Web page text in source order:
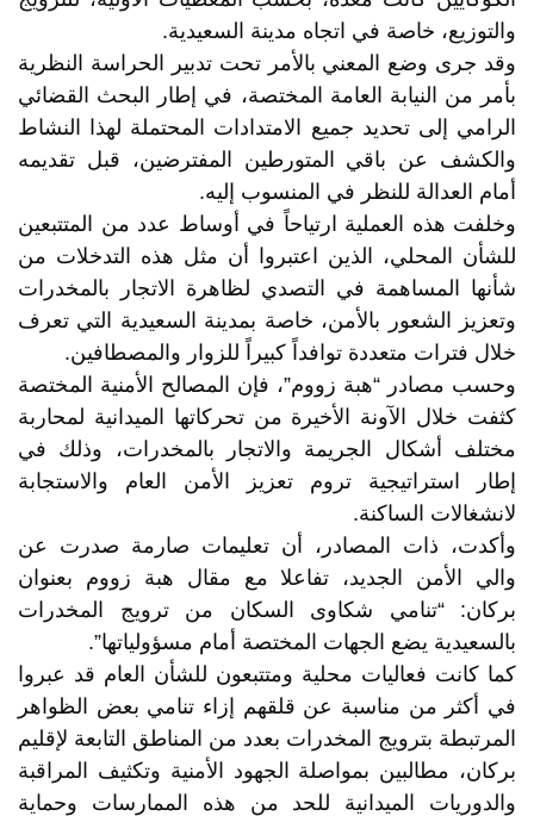
والتوزيع، خاصة في اتجاه مدينة السعيدية.
وقد جرى وضع المعني بالأمر تحت تدبير الحراسة النظرية
بأمر من النيابة العامة المختصة، في إطار البحث القضائي
الرامي إلى تحديد جميع الامتدادات المحتملة لهذا النشاط
والكشف عن باقي المتورطين المفترضين، قبل تقديمه
أمام العدالة للنظر في المنسوب إليه.
وخلفت هذه العملية ارتياحاً في أوساط عدد من المتتبعين
للشأن المحلي، الذين اعتبروا أن مثل هذه التدخلات من
شأنها المساهمة في التصدي لظاهرة الاتجار بالمخدرات
وتعزيز الشعور بالأمن، خاصة بمدينة السعيدية التي تعرف
خلال فترات متعددة توافداً كبيراً للزوار والمصطافين.
وحسب مصادر “هبة زووم”، فإن المصالح الأمنية المختصة
كثفت خلال الآونة الأخيرة من تحركاتها الميدانية لمحاربة
مختلف أشكال الجريمة والاتجار بالمخدرات، وذلك في
إطار استراتيجية تروم تعزيز الأمن العام والاستجابة
لانشغالات الساكنة.
وأكدت، ذات المصادر، أن تعليمات صارمة صدرت عن
والي الأمن الجديد، تفاعلا مع مقال هبة زووم بعنوان
بركان: “تنامي شكاوى السكان من ترويج المخدرات
بالسعيدية يضع الجهات المختصة أمام مسؤولياتها”.
كما كانت فعاليات محلية ومتتبعون للشأن العام قد عبروا
في أكثر من مناسبة عن قلقهم إزاء تنامي بعض الظواهر
المرتبطة بترويج المخدرات بعدد من المناطق التابعة لإقليم
بركان، مطالبين بمواصلة الجهود الأمنية وتكثيف المراقبة
والدوريات الميدانية للحد من هذه الممارسات وحماية